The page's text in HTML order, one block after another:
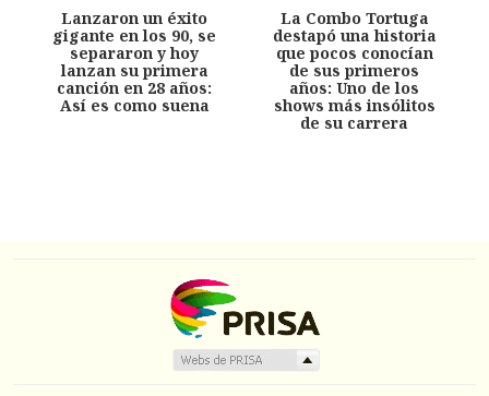
Lanzaron un éxito
gigante en los 90, se
separaron y hoy
lanzan su primera
canción en 28 años:
Así es como suena
La Combo Tortuga
destapó una historia
que pocos conocían
de sus primeros
años: Uno de los
shows más insólitos
de su carrera